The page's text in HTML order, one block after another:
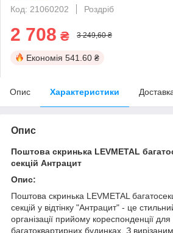
Код: 21060202
Роздріб
2 708 ₴ 3 249,60 ₴
Економія 541.60 ₴
Опис Характеристики
Опис
Поштова скринька LEVMETAL
секцій Антрацит
Опис:
Поштова скринька LEVMETAL
секцій у відтінку "Антрацит" - це
організації прийому кореспонденції
багатоквартирних будинках. З